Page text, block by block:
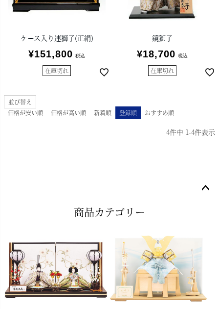
ケース入り連獅子(正絹)
¥151,800 税込
在庫切れ
鏡獅子
¥18,700 税込
在庫切れ
並び替え
価格が安い順
価格が高い順 新着順 登録順 おすすめ順
4件中 1-4件表示
商品カテゴリー